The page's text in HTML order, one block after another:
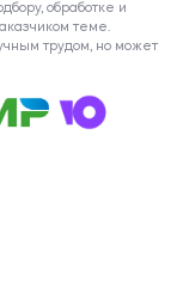
обработке и
теме.
трудом, но может